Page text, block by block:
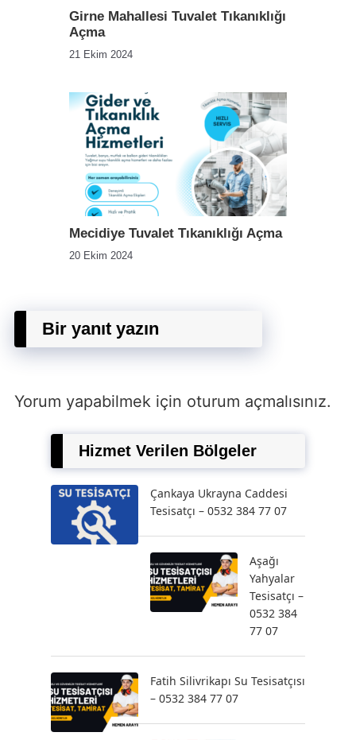
Girne Mahallesi Tuvalet Tıkanıklığı
Açma
21 Ekim 2024
Mecidiye Tuvalet Tıkanıklığı Açma
20 Ekim 2024
Bir yanıt yazın
Yorum yapabilmek için oturum açmalısınız.
Hizmet Verilen Bölgeler
Çankaya Ukrayna Caddesi
Tesisatçı – 0532 384 77 07
Aşağı
Yahyalar
Tesisatçı –
0532 384
77 07
Fatih Silivrikapı Su Tesisatçısı
– 0532 384 77 07